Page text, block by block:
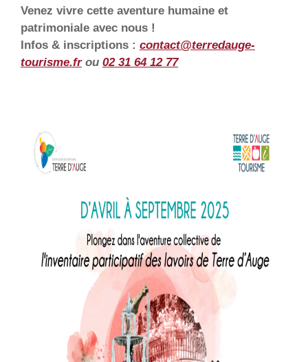
Venez vivre cette aventure humaine et
patrimoniale avec nous !
Infos & inscriptions : contact@terredauge-
tourisme.frou 02 31 64 12 77